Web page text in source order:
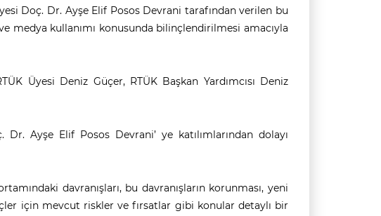
Doç. Dr. Ayşe Elif Posos Devrani tarafından verilen bu
medya kullanımı konusunda bilinçlendirilmesi amacıyla
Üyesi Deniz Güçer, RTÜK Başkan Yardımcısı Deniz
Ayşe Elif Posos Devrani’ ye katılımlarından dolayı
davranışları, bu davranışların korunması, yeni
için mevcut riskler ve fırsatlar gibi konular detaylı bir